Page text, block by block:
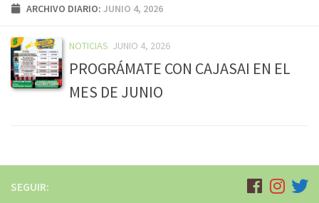
ARCHIVO DIARIO: JUNIO 4, 2026
NOTICIAS JUNIO 4, 2026
PROGRÁMATE CON CAJASAI EN EL
MES DE JUNIO
SEGUIR: